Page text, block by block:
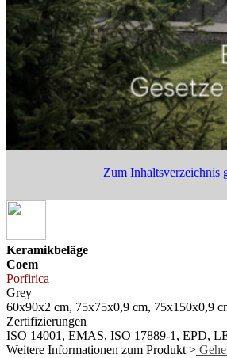
Zum Inhaltsverzeichnis
Keramikbeläge
Coem
Porfirica
Grey
60x90x2 cm, 75x75x0,9 cm, 75x150x0,9
Zertifizierungen
ISO 14001, EMAS, ISO 17889-1, EPD,
Weitere Informationen zum Produkt >